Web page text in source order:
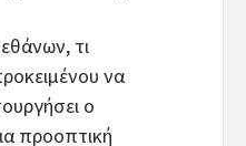
τι
να
ο
προοπτική